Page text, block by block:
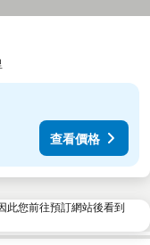
格
看價格
查看價格
此您前往預訂網站後看到